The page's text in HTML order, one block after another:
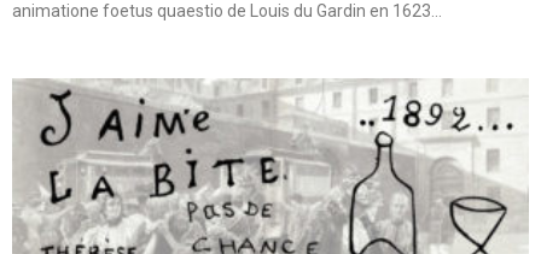
animatione foetus quaestio de Louis du Gardin en 1623…